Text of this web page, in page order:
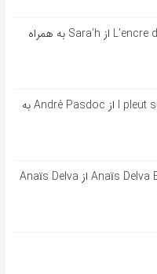
آهنگ فرانسوی L’encre de tes yeux از Sara’h به همراه
آهنگ فرانسوی l pleut sur la route از André Pasdoc به
آهنگ فرانسوی Anaïs Delva Et je danse از Anaïs Delva